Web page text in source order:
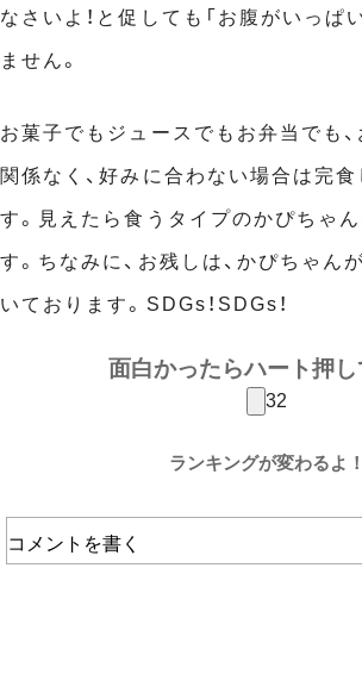
なさいよ！と促しても「お腹がいっぱ
ません。
お菓子でもジュースでもお弁当でも
関係なく、好みに合わない場合は完
す。見えたら食うタイプのかぴちゃ
す。ちなみに、お残しは、かぴちゃん
いております。SDGs！SDGs！
面白かったらハート押し
32
ランキングが変わるよ！
コメントを書く